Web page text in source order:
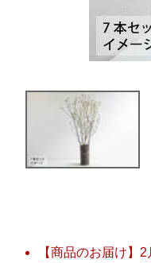
【商品のお届け】